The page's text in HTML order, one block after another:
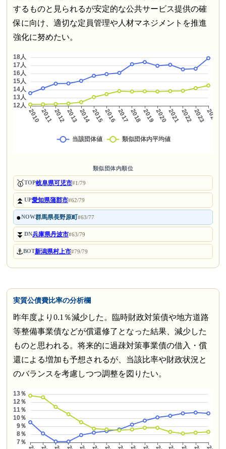
するものと見られるが安定的な公共サービス提供の確
保に向け、適切な定員管理や人材マネジメントを推進
強化に努めたい。
類似団体内順位
🥇TOP岐阜県可児市#1/79
⏫UP愛知県蒲郡市#62/79
●NOW群馬県長野原町#63/77
⏬DN兵庫県丹波市#63/79
⚓BOT新潟県村上市#79/79
実質公債費比率の分析欄
昨年度より0.1％減少した。臨時財政対策債や地方道路
等整備事業債などが償還修了となった結果、減少した
ものと思われる。将来的に過疎対策事業債の借入・償
還による増加も予想されるが、当該比率や財政状況と
のバランスを考慮しつつ調整を図りたい。